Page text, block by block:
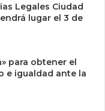
Legales Ciudad
lugar el 3 de
para obtener el
e igualdad ante la